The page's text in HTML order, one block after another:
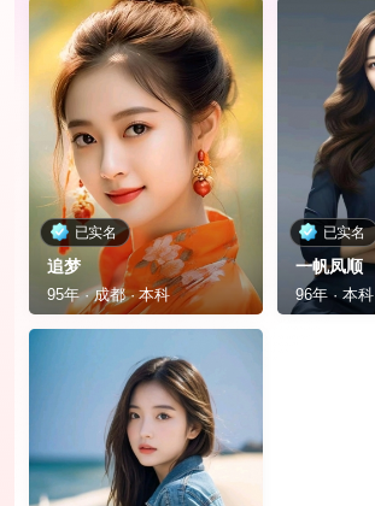
已实名
追梦
95年 · 成都 · 本科
已实名
一帆凤顺
96年 · 本科